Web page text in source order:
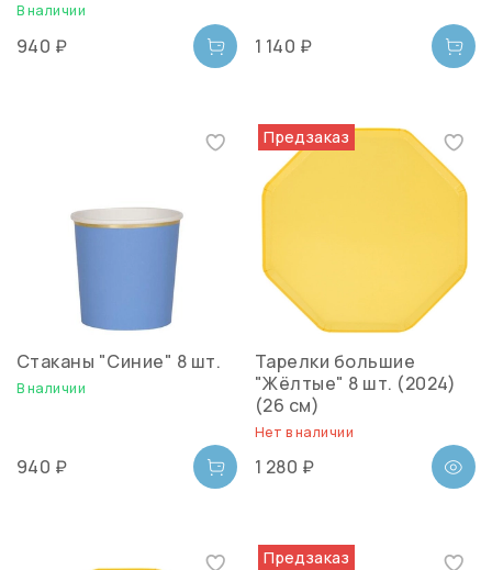
В наличии
940 ₽ 1 140 ₽
Стаканы "Синие" 8 шт.
В наличии
940 ₽
Предзаказ
Тарелки большие
"Жёлтые" 8 шт. (2024)
(26 см)
Нет в наличии
1 280 ₽
Предзаказ